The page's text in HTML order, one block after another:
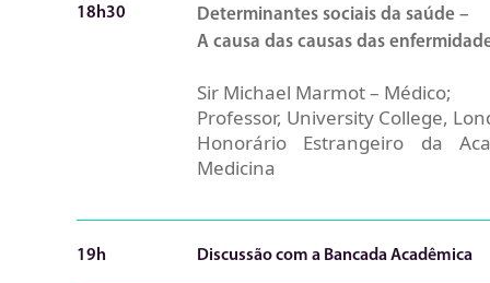
18h30
Determinantes sociais da saúde –
A causa das causas das
Sir Michael Marmot – Médico;
Professor, University College,
Honorário Estrangeiro da
Medicina
19h Discussão com a Bancada Acadêmica